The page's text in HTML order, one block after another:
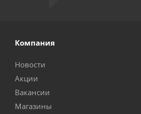
Компания
Новости
Акции
Вакансии
Магазины